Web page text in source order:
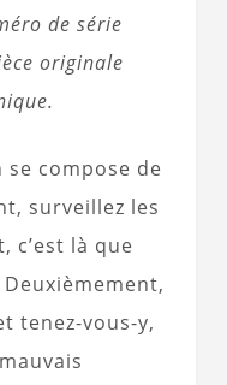
de série
originale
se compose de
surveillez les
c’est là que
tenez-vous-y,